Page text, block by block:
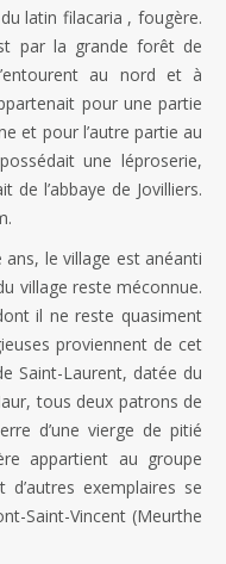
latin filacaria , fougère.
par la grande forêt de
au nord et à
pour une partie
et pour l’autre partie au
une léproserie,
de l’abbaye de Jovilliers.
le village est anéanti
village reste méconnue.
il ne reste quasiment
proviennent de cet
Saint-Laurent, datée du
tous deux patrons de
d’une vierge de pitié
appartient au groupe
exemplaires se
Saint-Vincent (Meurthe